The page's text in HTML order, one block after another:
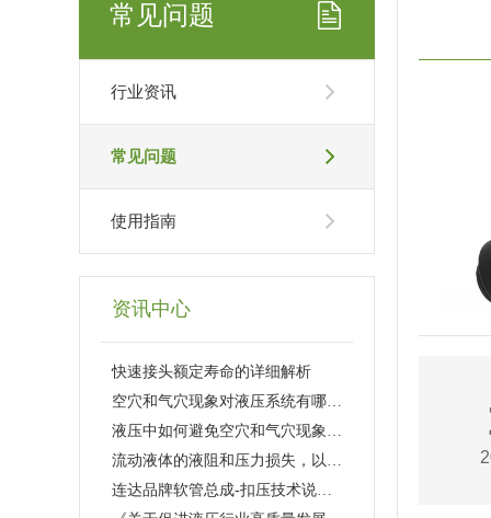
常见问题
行业资讯
常见问题
使用指南
资讯中心
快速接头额定寿命的详细解析
空穴和气穴现象对液压系统有哪些影响
液压中如何避免空穴和气穴现象发生
流动液体的液阻和压力损失，以及压力损失的几种形式
连达品牌软管总成-扣压技术说明（中英文版）